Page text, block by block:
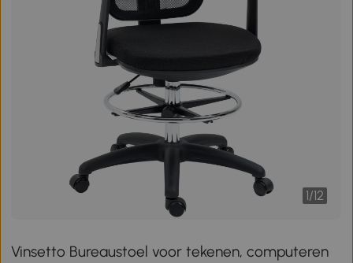
1/12
Vinsetto Bureaustoel voor tekenen, computeren